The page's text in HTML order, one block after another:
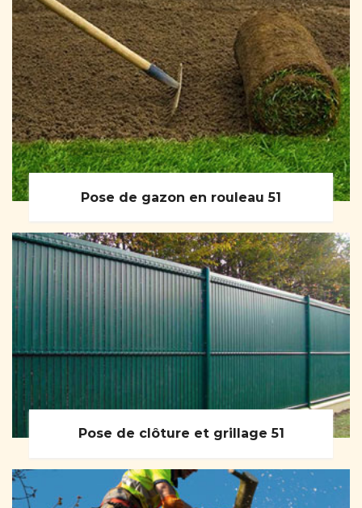
Pose de gazon en rouleau 51
Pose de clôture et grillage 51